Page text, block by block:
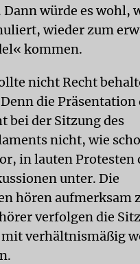
würde es wohl,
wieder zum
kommen.
nicht Recht
die Präsentation
bei der Sitzung des
nicht, wie
in lauten Protesten
unter. Die
hören aufmerksam
verfolgen die
mit verhältnismäßig